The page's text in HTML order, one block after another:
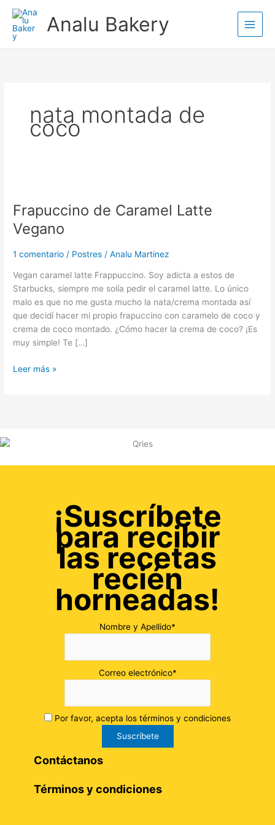
contenido
Analu Bakery
nata montada de
coco
Frapuccino de Caramel Latte
Vegano
1 comentario / Postres /Analu Martinez
Vegan caramel latte Frappuccino. Soy adicta a estos de
Starbucks, siempre me solía pedir el caramel latte. Lo único
malo es que no me gusta mucho la nata/crema montada así
que decidí hacer mi propio frapuccino con caramelo de coco y
crema de coco montado. ¿Cómo hacer la crema de coco? ¡Es
muy simple! Te […]
Caramel
Latte
Vegano
Leer más »
¡Suscríbete
para recibir
las recetas
recién
horneadas!
Nombre y Apellido*
Correo electrónico*
Por favor, acepta los términos y condiciones
Contáctanos
Términos y condiciones